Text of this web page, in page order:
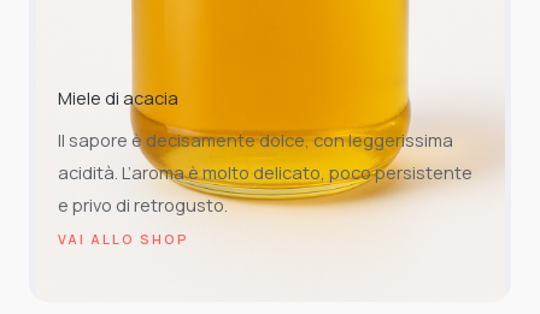
Miele di acacia
Il sapore è decisamente dolce, con leggerissima
acidità. L’aroma è molto delicato, poco persistente
e privo di retrogusto.
VAI ALLO SHOP